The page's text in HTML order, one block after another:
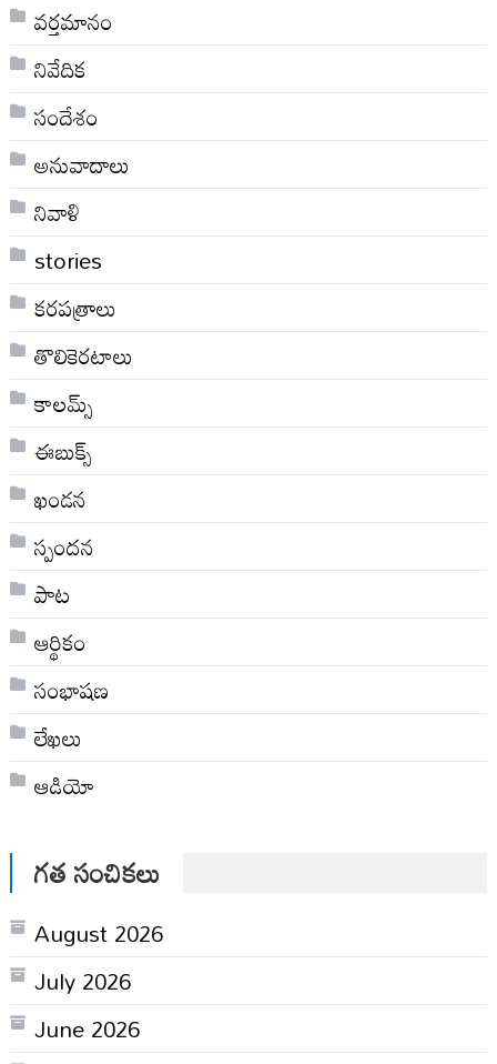
వర్తమానం
నివేదిక
సందేశం
అనువాదాలు
నివాళి
stories
కరపత్రాలు
తొలికెరటాలు
కాలమ్స్
ఈబుక్స్
ఖండన
స్పందన
పాట
ఆర్థికం
సంభాషణ
లేఖలు
ఆడియో
గత సంచికలు
August 2026
July 2026
June 2026